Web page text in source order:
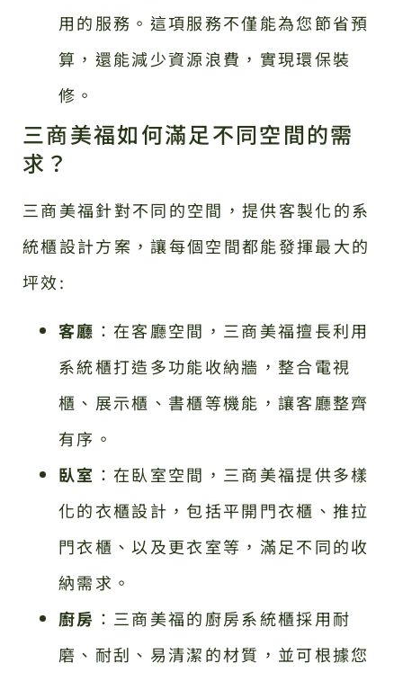
用的服務。這項服務不僅能為您節省預
算，還能減少資源浪費，實現環保裝
修。
三商美福如何滿足不同空間的需
求？
三商美福針對不同的空間，提供客製化的系
統櫃設計方案，讓每個空間都能發揮最大的
坪效:
客廳 ：在客廳空間，三商美福擅長利用
系統櫃打造多功能收納牆，整合電視
櫃、展示櫃、書櫃等機能，讓客廳整齊
有序。
臥室 ：在臥室空間，三商美福提供多樣
化的衣櫃設計，包括平開門衣櫃、推拉
門衣櫃、以及更衣室等，滿足不同的收
納需求。
廚房 ：三商美福的廚房系統櫃採用耐
磨、耐刮、易清潔的材質，並可根據您